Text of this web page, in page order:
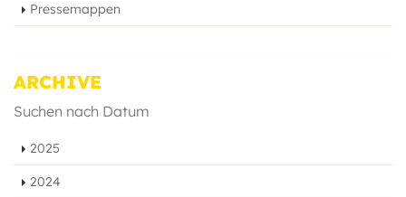
Pressemappen
ARCHIVE
Suchen nach Datum
2025
2024